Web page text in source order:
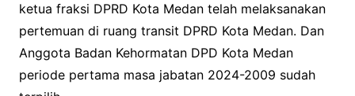
ketua fraksi DPRD Kota Medan telah melaksanakan
pertemuan di ruang transit DPRD Kota Medan. Dan
Anggota Badan Kehormatan DPD Kota Medan
periode pertama masa jabatan 2024-2009 sudah